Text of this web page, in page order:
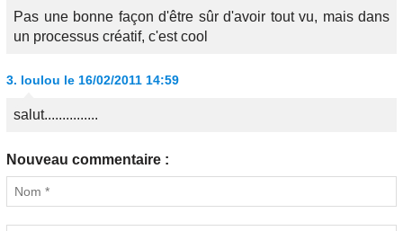
Pas une bonne façon d'être sûr d'avoir tout vu, mais dans
un processus créatif, c'est cool
3. loulou le 16/02/2011 14:59
salut...............
Nouveau commentaire :